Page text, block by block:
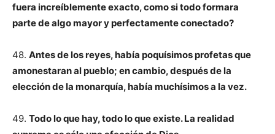
fuera increíblemente exacto, como si todo formara
parte de algo mayor y perfectamente conectado?
48. Antes de los reyes, había poquísimos profetas que
amonestaran al pueblo; en cambio, después de la
elección de la monarquía, había muchísimos a la vez.
49. Todo lo que hay, todo lo que existe. La realidad